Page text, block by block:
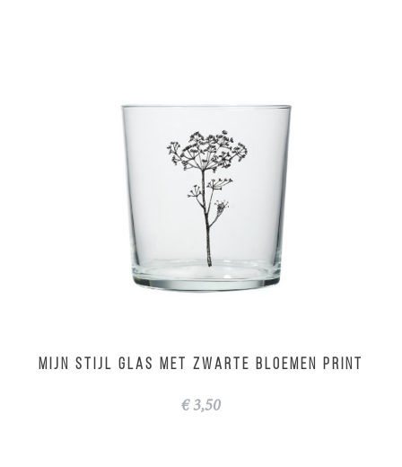
MIJN STIJL glas met zwarte bloemen print
€ 3,50